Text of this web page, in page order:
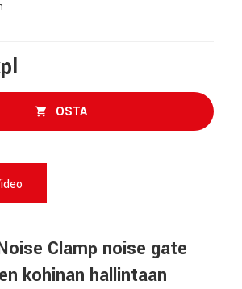
OSTA
Clamp noise gate
kohinan hallintaan